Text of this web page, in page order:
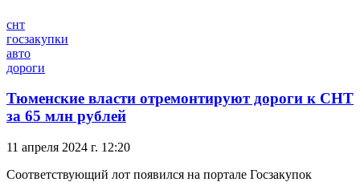
снт
госзакупки
авто
дороги
Тюменские власти отремонтируют дороги к СНТ
за 65 млн рублей
11 апреля 2024 г. 12:20
Соответствующий лот появился на портале Госзакупок